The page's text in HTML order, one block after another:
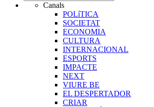
Canals
POLíTICA
SOCIETAT
ECONOMIA
CULTURA
INTERNACIONAL
ESPORTS
IMPACTE
NEXT
VIURE BE
EL DESPERTADOR
CRIAR